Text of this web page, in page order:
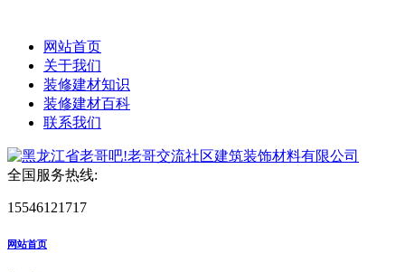
网站首页
关于我们
装修建材知识
装修建材百科
联系我们
全国服务热线:
15546121717
网站首页